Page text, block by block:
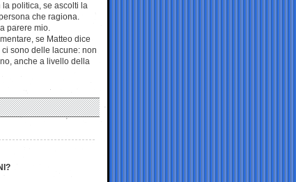
politica, se ascolti la
che ragiona.
parere mio.
se Matteo dice
sono delle lacune: non
anche a livello della